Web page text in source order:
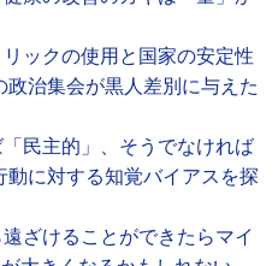
ックの使用と国家の安定性
治集会が黒人差別に与えた
民主的」、そうでなければ
動に対する知覚バイアスを探
ざけることができたらマイ